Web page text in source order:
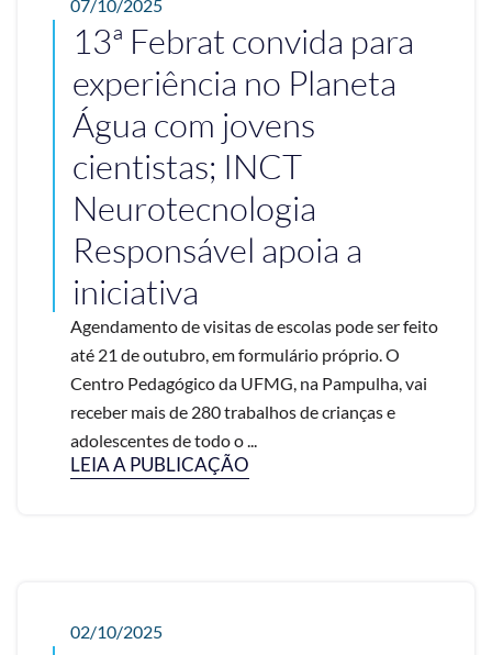
07/10/2025
13ª Febrat convida para
experiência no Planeta
Água com jovens
cientistas; INCT
Neurotecnologia
Responsável apoia a
iniciativa
Agendamento de visitas de escolas pode ser feito
até 21 de outubro, em formulário próprio. O
Centro Pedagógico da UFMG, na Pampulha, vai
receber mais de 280 trabalhos de crianças e
adolescentes de todo o ...
LEIA A PUBLICAÇÃO
02/10/2025